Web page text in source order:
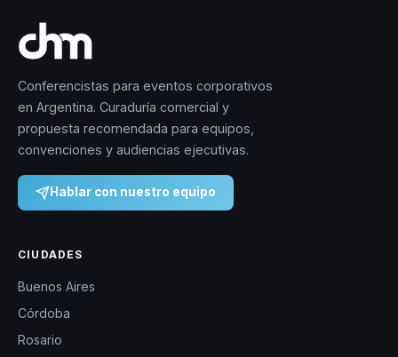
Conferencistas para eventos corporativos
en Argentina. Curaduría comercial y
propuesta recomendada para equipos,
convenciones y audiencias ejecutivas.
Hablar con nuestro equipo
CIUDADES
Buenos Aires
Córdoba
Rosario